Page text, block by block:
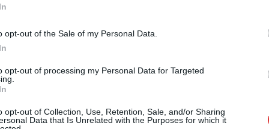
opt-out of the Sale of my Personal Data.
opt-out of processing my Personal Data for Targeted
opt-out of Collection, Use, Retention, Sale, and/or Sharing
Data that Is Unrelated with the Purposes for which it
közé repült, 16 éves lány utasa nem élte túl
idős sofőr okoz balesetet, ami netán halálos